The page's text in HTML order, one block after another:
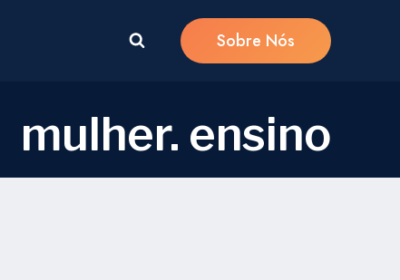
Sobre Nós
mulher. ensino